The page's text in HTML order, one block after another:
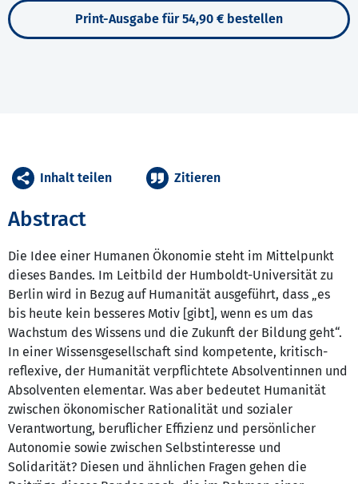
Print-Ausgabe für 54,90 € bestellen
Abstract
Die Idee einer Humanen Ökonomie steht im Mittelpunkt
dieses Bandes. Im Leitbild der Humboldt-Universität zu
Berlin wird in Bezug auf Humanität ausgeführt, dass „es
bis heute kein besseres Motiv [gibt], wenn es um das
Wachstum des Wissens und die Zukunft der Bildung geht“.
In einer Wissensgesellschaft sind kompetente, kritisch-
reflexive, der Humanität verpflichtete Absolventinnen und
Absolventen elementar. Was aber bedeutet Humanität
zwischen ökonomischer Rationalität und sozialer
Verantwortung, beruflicher Effizienz und persönlicher
Autonomie sowie zwischen Selbstinteresse und
Solidarität? Diesen und ähnlichen Fragen gehen die
Inhalt teilen Zitieren